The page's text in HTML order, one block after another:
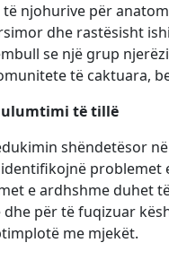
të njohurive për
dhe rastësisht
se një grup
të caktuara,
të tillë
shëndetësor
e ardhshme duhet
për të fuqizuar
me mjekët.